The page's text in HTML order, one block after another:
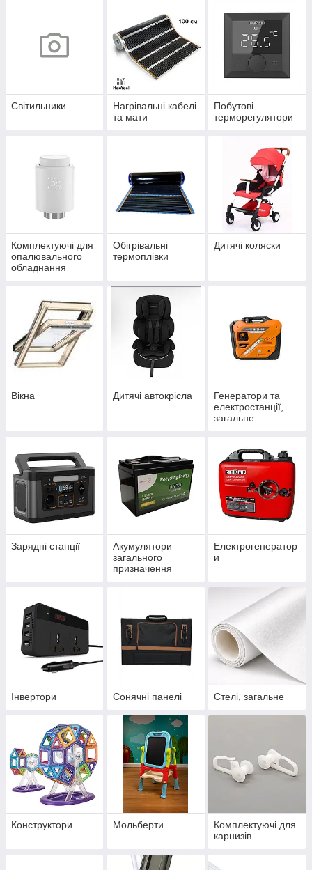
Світильники
Нагрівальні кабелі
та мати
Побутові
терморегулятори
Комплектуючі для
опалювального
обладнання
Обігрівальні
термоплівки
Дитячі коляски
Вікна Дитячі автокрісла
Генератори та
електростанції,
загальне
Зарядні станції
Акумулятори
загального
призначення
Електрогенератор
и
Інвертори Сонячні панелі Стелі, загальне
Конструктори Мольберти
Комплектуючі для
карнизів